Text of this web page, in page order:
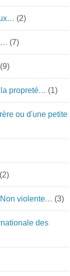
(2)
(7)
(9)
la propreté… (1)
ou d'une petite
(2)
Non violente… (3)
des